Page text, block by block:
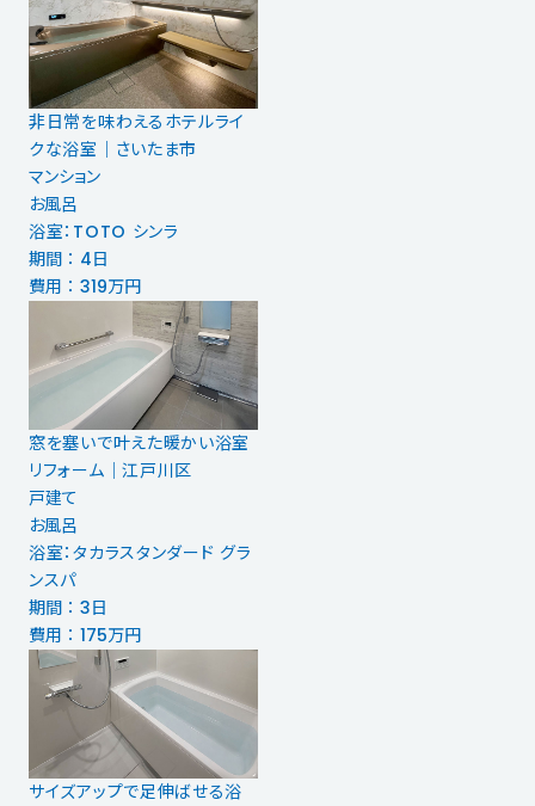
非日常を味わえるホテルライ
クな浴室｜さいたま市
マンション
お風呂
浴室：TOTO シンラ
期間 ： 4日
費用 ： 319万円
窓を塞いで叶えた暖かい浴室
リフォーム｜江戸川区
戸建て
お風呂
浴室：タカラスタンダード グラ
ンスパ
期間 ： 3日
費用 ： 175万円
サイズアップで足伸ばせる浴